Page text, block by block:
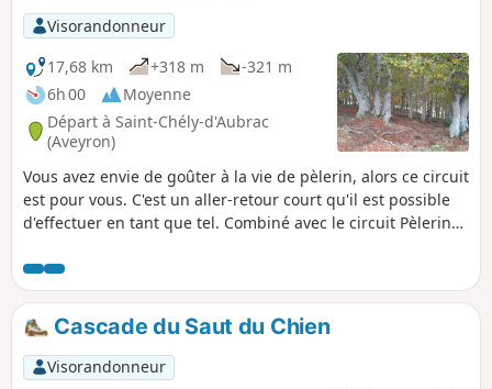
Visorandonneur
17,68 km
+318 m
-321 m
6h 00
Moyenne
Départ à Saint-Chély-d'Aubrac
(Aveyron)
Vous avez envie de goûter à la vie de pèlerin, alors ce circuit
est pour vous. C'est un aller-retour court qu'il est possible
d'effectuer en tant que tel. Combiné avec le circuit Pèlerin
constituer une randonnée sur deux jours avec nuitée à
Nasbinals.
Cascade du Saut du Chien
Visorandonneur